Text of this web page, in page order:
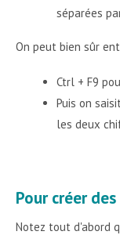
séparées
On peut bien sûr
Ctrl + F9
Puis on
les deux
Pour créer
Notez tout d'abord